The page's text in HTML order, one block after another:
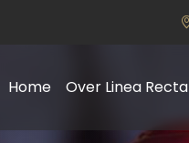
Home Over Linea Recta